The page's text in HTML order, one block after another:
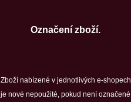
Označení zboží.
Zboží nabízené v jednotlivých e-shopech
je nové nepoužité, pokud není označené